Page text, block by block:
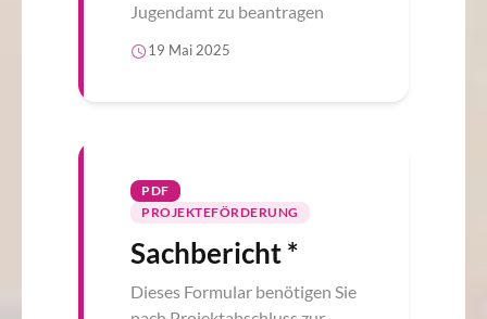
Jugendamt zu beantragen
19 Mai 2025
PDF
PROJEKTEFÖRDERUNG
Sachbericht *
Dieses Formular benötigen Sie